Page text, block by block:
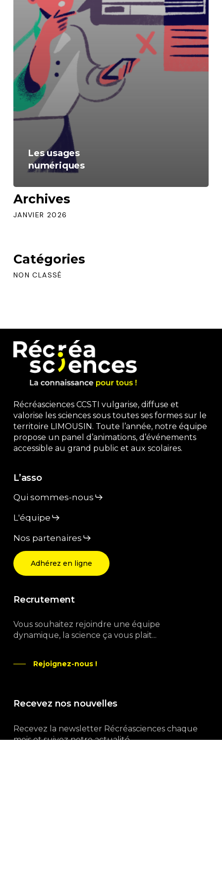
Les usages
numériques
Archives
JANVIER 2026
Catégories
NON CLASSÉ
Récréasciences CCSTI vulgarise, diffuse et
valorise les sciences sous toutes ses formes sur le
territoire LIMOUSIN. Toute l’année, notre équipe
propose un panel d’animations, d’événements
accessible au grand public et aux scolaires.
L’asso
Qui sommes-nous
L'équipe
Nos partenaires
Adhérez en ligne
Recrutement
Vous souhaitez rejoindre une équipe
dynamique, la science ça vous plait...
Rejoignez-nous !
Recevez nos nouvelles
Recevez la newsletter Récréasciences chaque
mois et suivez notre actualité...